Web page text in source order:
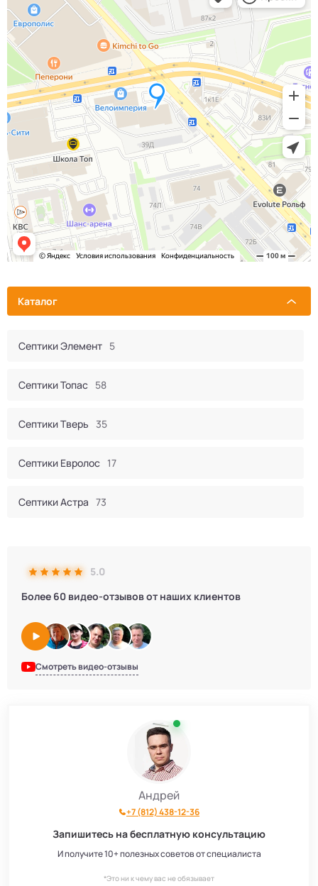
Каталог
Септики Элемент 5
Септики Топас 58
Септики Тверь 35
Септики Евролос 17
Септики Астра 73
Септики КИТ 44
Септики GEO 6
5.0
Более 60 видео-отзывов от наших клиентов
Смотреть видео-отзывы
Андрей
+7 (812) 438-12-36
Запишитесь на бесплатную консультацию
И получите 10+ полезных советов от специалиста
*Это ни к чему вас не обязывает